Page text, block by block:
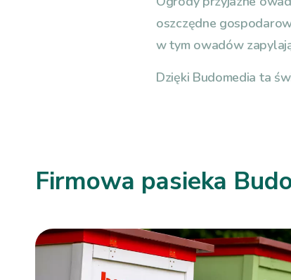
oszczędne
w tym owadów
Dzięki Budomedia ta
Firmowa pasieka